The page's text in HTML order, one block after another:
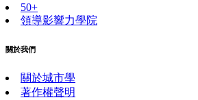
50+
領導影響力學院
關於我們
關於城市學
著作權聲明